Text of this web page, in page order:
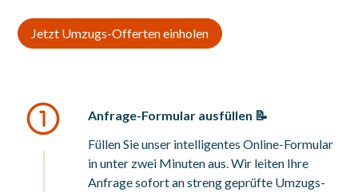
Jetzt Umzugs-Offerten einholen
Anfrage-Formular ausfüllen 📝
Füllen Sie unser intelligentes Online-Formular
in unter zwei Minuten aus. Wir leiten Ihre
Anfrage sofort an streng geprüfte Umzugs-